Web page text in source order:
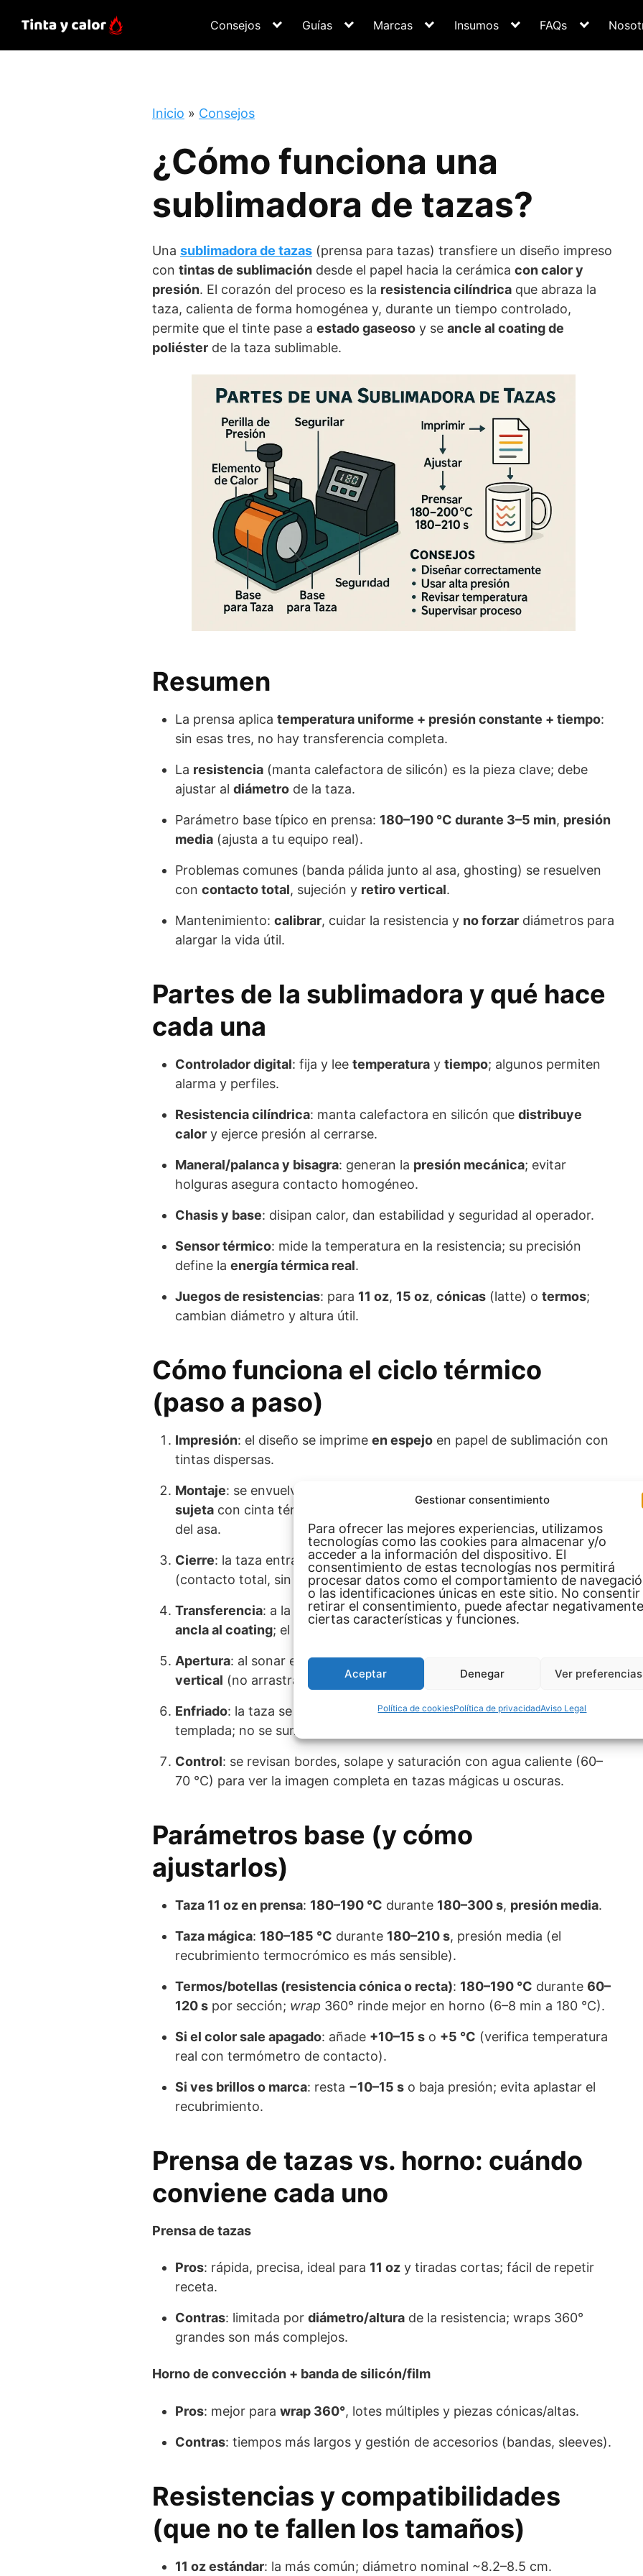
Gestionar consentimiento
Para ofrecer las mejores experiencias, utilizamos
tecnologías como las cookies para almacenar y/o
acceder a la información del dispositivo. El
consentimiento de estas tecnologías nos permitirá
procesar datos como el comportamiento de
o las identificaciones únicas en este sitio. No consentir
retirar el consentimiento, puede afectar
ciertas características y funciones.
Aceptar Denegar Ver preferencias
Política de cookiesPolítica de privacidadAviso Legal
Consejos Guías Marcas Insumos FAQs
Inicio » Consejos
¿Cómo funciona una
sublimadora de tazas?
Una sublimadora de tazas (prensa para tazas) transfiere un diseño impreso
con tintas de sublimación desde el papel hacia la cerámica con calor y
presión. El corazón del proceso es la resistencia cilíndrica que abraza la
taza, calienta de forma homogénea y, durante un tiempo controlado,
permite que el tinte pase a estado gaseoso y se ancle al coating de
poliéster de la taza sublimable.
Resumen
La prensa aplica temperatura uniforme + presión constante + tiempo:
sin esas tres, no hay transferencia completa.
La resistencia (manta calefactora de silicón) es la pieza clave; debe
ajustar al diámetro de la taza.
Parámetro base típico en prensa: 180–190 °C durante 3–5 min, presión
media (ajusta a tu equipo real).
Problemas comunes (banda pálida junto al asa, ghosting) se resuelven
con contacto total, sujeción y retiro vertical.
Mantenimiento: calibrar, cuidar la resistencia y no forzar diámetros para
alargar la vida útil.
Partes de la sublimadora y qué hace
cada una
Controlador digital: fija y lee temperatura y tiempo; algunos permiten
alarma y perfiles.
Resistencia cilíndrica: manta calefactora en silicón que distribuye
calor y ejerce presión al cerrarse.
Maneral/palanca y bisagra: generan la presión mecánica; evitar
holguras asegura contacto homogéneo.
Chasis y base: disipan calor, dan estabilidad y seguridad al operador.
Sensor térmico: mide la temperatura en la resistencia; su precisión
define la energía térmica real.
Juegos de resistencias: para 11 oz, 15 oz, cónicas (latte) o termos;
cambian diámetro y altura útil.
Cómo funciona el ciclo térmico
(paso a paso)
Impresión: el diseño se imprime en espejo en papel de sublimación con
tintas dispersas.
Montaje: se envuelve la taza
sujeta con cinta térmica (2–3 tiras) y se deja
del asa.
Cierre: la taza entra en la resistencia; el maneral ajusta apresión media
(contacto total, sin aplastar el recubrimiento).
Transferencia: a la temperatura objetivo, el tintegasifica, difunde y se
ancla al coating; el garantiza saturación y uniformidad.
Apertura: al sonar el temporizador, se abre y se
vertical (no arrastrar para evitar ghosting).
Enfriado: la taza se deja enfriar al aireo sobre una placa metálica
templada; no se sumerge en agua fría para evitar
Control: se revisan bordes, solape y saturación con agua caliente (60–
70 °C) para ver la imagen completa en tazas mágicas u oscuras.
Parámetros base (y cómo
ajustarlos)
Taza 11 oz en prensa: 180–190 °C durante 180–300 s, presión media.
Taza mágica: 180–185 °C durante 180–210 s, presión media (el
recubrimiento termocrómico es más sensible).
Termos/botellas (resistencia cónica o recta): 180–190 °C durante 60–
120 s por sección; wrap 360° rinde mejor en horno (6–8 min a 180 °C).
Si el color sale apagado: añade +10–15 s o +5 °C (verifica temperatura
real con termómetro de contacto).
Si ves brillos o marca: resta −10–15 s o baja presión; evita aplastar el
recubrimiento.
Prensa de tazas vs. horno: cuándo
conviene cada uno
Prensa de tazas
Pros: rápida, precisa, ideal para 11 oz y tiradas cortas; fácil de repetir
receta.
Contras: limitada por diámetro/altura de la resistencia; wraps 360°
grandes son más complejos.
Horno de convección + banda de silicón/film
Pros: mejor para wrap 360°, lotes múltiples y piezas cónicas/altas.
Contras: tiempos más largos y gestión de accesorios (bandas, sleeves).
Resistencias y compatibilidades
(que no te fallen los tamaños)
11 oz estándar: la más común; diámetro nominal ~8.2–8.5 cm.